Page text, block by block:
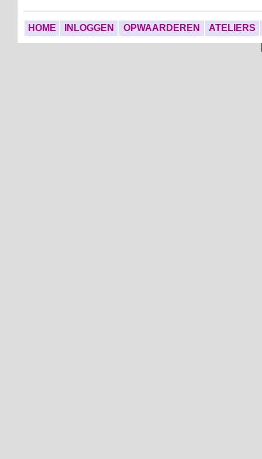
HOME INLOGGEN OPWAARDEREN ATELIERS